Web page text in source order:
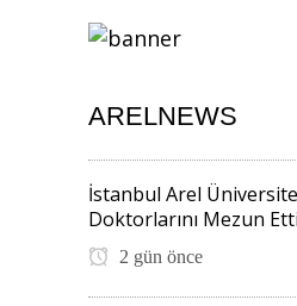
ARELNEWS
İstanbul Arel
Doktorlarını Mezun Etti
2 gün önce